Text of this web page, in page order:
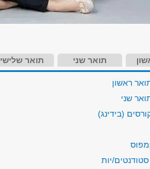
תואר שני תואר שלישי
ראשון
שני
(בידינג)
יות